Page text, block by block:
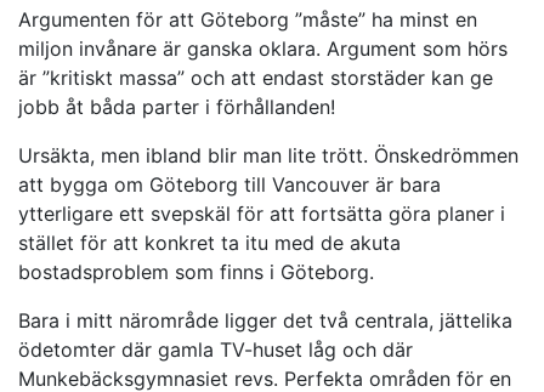
Argumenten för att Göteborg ”måste” ha minst en
miljon invånare är ganska oklara. Argument som hörs
är ”kritiskt massa” och att endast storstäder kan ge
jobb åt båda parter i förhållanden!
Ursäkta, men ibland blir man lite trött. Önskedrömmen
att bygga om Göteborg till Vancouver är bara
ytterligare ett svepskäl för att fortsätta göra planer i
stället för att konkret ta itu med de akuta
bostadsproblem som finns i Göteborg.
Bara i mitt närområde ligger det två centrala, jättelika
ödetomter där gamla TV-huset låg och där
Munkebäcksgymnasiet revs. Perfekta områden för en